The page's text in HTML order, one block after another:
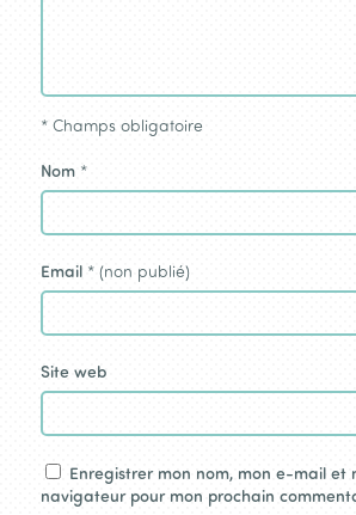
* Champs obligatoire
Nom *
Email * (non publié)
Site web
Enregistrer mon nom, mon e-mail et
navigateur pour mon prochain